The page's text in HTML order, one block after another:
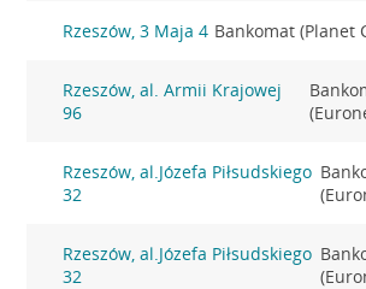
Rzeszów, 3 Maja 4 Bankomat (Planet
Rzeszów, al. Armii Krajowej
96
Rzeszów, al.Józefa Piłsudskiego
32
Rzeszów, al.Józefa Piłsudskiego
32